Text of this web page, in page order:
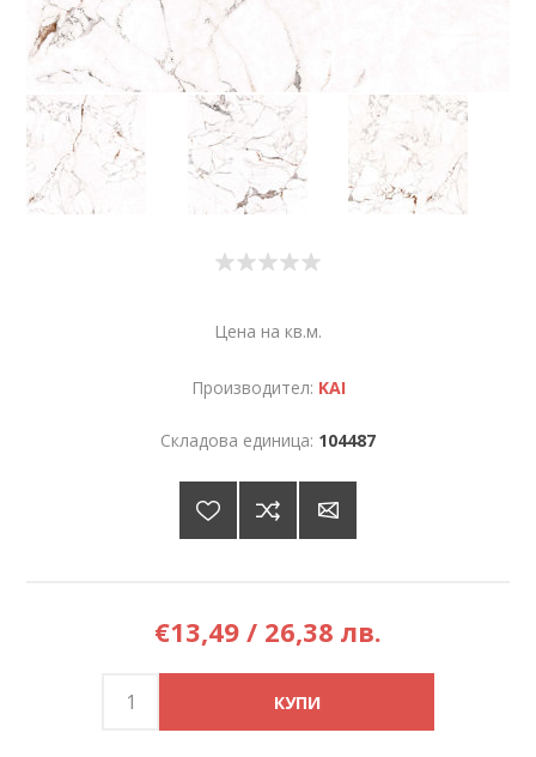
Цена на кв.м.
Производител: KAI
Складова единица: 104487
€13,49 / 26,38 лв.